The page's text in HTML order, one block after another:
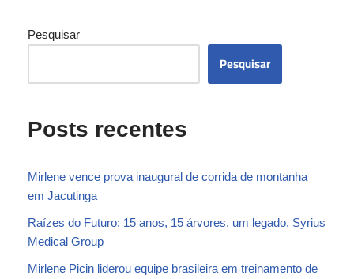
Pesquisar
Pesquisar
Posts recentes
Mirlene vence prova inaugural de corrida de montanha
em Jacutinga
Raízes do Futuro: 15 anos, 15 árvores, um legado. Syrius
Medical Group
Mirlene Picin liderou equipe brasileira em treinamento de